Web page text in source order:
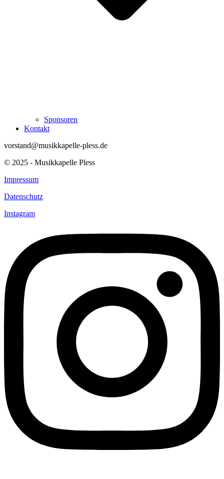
Sponsoren
Kontakt
vorstand@musikkapelle-pless.de
© 2025 - Musikkapelle Pless
Impressum
Datenschutz
Instagram